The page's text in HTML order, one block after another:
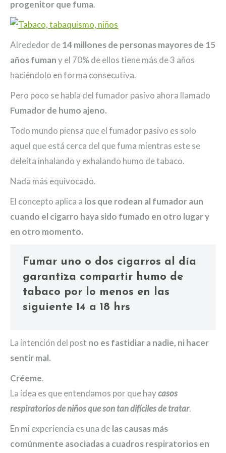
progenitor que fuma.
Alrededor de14 millones de personas mayores de 15
años fumany el 70% de ellos tiene más de 3 años
haciéndolo en forma consecutiva.
Pero poco se habla del fumador pasivo ahora llamado
Fumador de humo ajeno.
Todo mundo piensa que el fumador pasivo es solo
aquel que está cerca del que fuma mientras este se
deleita inhalando y exhalando humo de tabaco.
Nada más equivocado.
El concepto aplica a los que rodean al fumador aun
cuando el cigarro haya sido fumado en otro lugar y
en otro momento.
Fumar uno o dos cigarros al día
garantiza compartir humo de
tabaco por lo menos en las
siguiente 14 a 18 hrs
La intención del post no es fastidiar a nadie, ni hacer
sentir mal.
Créeme.
La idea es que entendamos por que haycasos
respiratorios de niños que son tan difíciles de tratar.
En mi experiencia es una delas causas más
comúnmente asociadas a cuadros respiratorios en